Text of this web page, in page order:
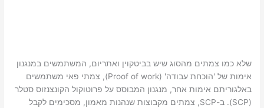
שלא כמו צמתים מהסוג שיש בביטקוין ואתריום, המשתמשים במנגנון
אימות של 'הוכחת עבודה' (Proof of work), צמתי פאי משתמשים
באלגוריתם אימות אחר, מנגנון המבוסס על פרוטוקול הקונצנזוס סטלר
(SCP). ב-SCP, צמתים מקבוצות שנהנות מאמון, מסכימים לקבל